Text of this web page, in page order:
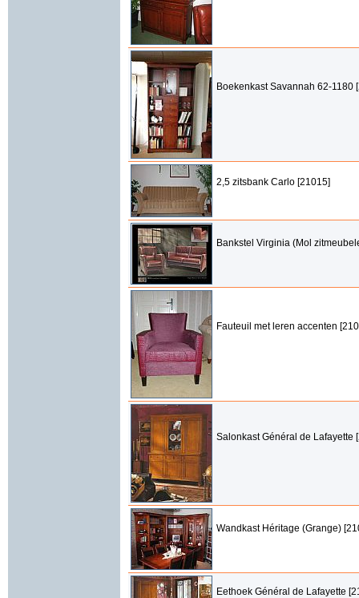
Boekenkast Savannah 62-1180
2,5 zitsbank Carlo [21015]
Bankstel Virginia (Mol
Fauteuil met leren accenten
Salonkast Général de Lafayette
Wandkast Héritage (Grange)
Eethoek Général de Lafayette